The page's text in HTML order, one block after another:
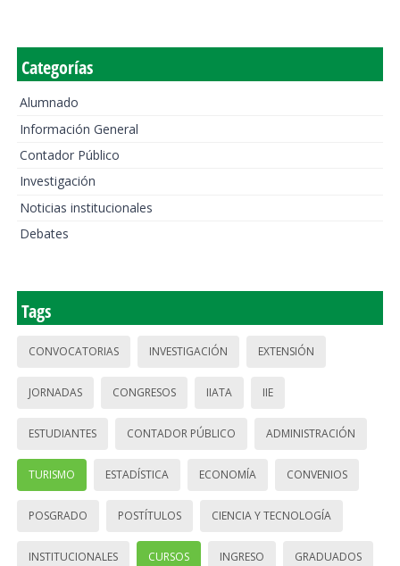
Categorías
Alumnado
Información General
Contador Público
Investigación
Noticias institucionales
Debates
Tags
CONVOCATORIAS INVESTIGACIÓN EXTENSIÓN
JORNADAS CONGRESOS IIATA IIE
ESTUDIANTES CONTADOR PÚBLICO ADMINISTRACIÓN
TURISMO ESTADÍSTICA ECONOMÍA CONVENIOS
POSGRADO POSTÍTULOS CIENCIA Y TECNOLOGÍA
INSTITUCIONALES CURSOS INGRESO GRADUADOS